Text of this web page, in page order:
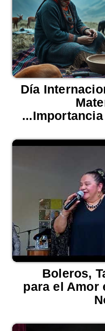
Día
Importancia
Boleros,
para el Amor